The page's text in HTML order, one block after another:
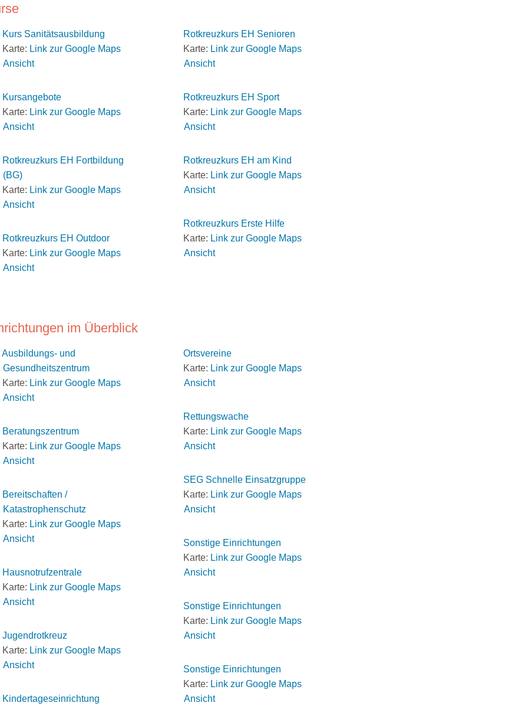
Kurs Sanitätsausbildung
Karte: Link zur Google Maps
Ansicht
Kursangebote
Karte: Link zur Google Maps
Ansicht
Rotkreuzkurs EH Fortbildung
(BG)
Karte: Link zur Google Maps
Ansicht
Rotkreuzkurs EH Outdoor
Karte: Link zur Google Maps
Ansicht
Rotkreuzkurs EH Senioren
Karte: Link zur Google Maps
Ansicht
Rotkreuzkurs EH Sport
Karte: Link zur Google Maps
Ansicht
Rotkreuzkurs EH am Kind
Karte: Link zur Google Maps
Ansicht
Rotkreuzkurs Erste Hilfe
Karte: Link zur Google Maps
Ansicht
im Überblick
Ausbildungs- und
Gesundheitszentrum
Karte: Link zur Google Maps
Ansicht
Beratungszentrum
Karte: Link zur Google Maps
Ansicht
Bereitschaften /
Katastrophenschutz
Karte: Link zur Google Maps
Ansicht
Hausnotrufzentrale
Karte: Link zur Google Maps
Ansicht
Jugendrotkreuz
Karte: Link zur Google Maps
Ansicht
Kindertageseinrichtung
Ortsvereine
Karte: Link zur Google Maps
Ansicht
Rettungswache
Karte: Link zur Google Maps
Ansicht
SEG Schnelle Einsatzgruppe
Karte: Link zur Google Maps
Ansicht
Sonstige Einrichtungen
Karte: Link zur Google Maps
Ansicht
Sonstige Einrichtungen
Karte: Link zur Google Maps
Ansicht
Sonstige Einrichtungen
Karte: Link zur Google Maps
Ansicht